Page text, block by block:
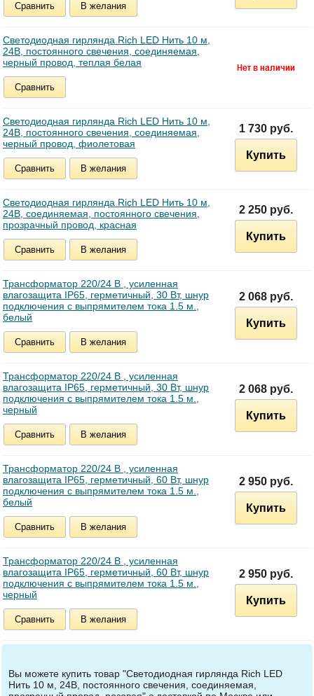
Сравнить В желания
Светодиодная гирлянда Rich LED Нить 10 м,
24В, постоянного свечения, соединяемая,
черный провод, теплая белая
Сравнить
Светодиодная гирлянда Rich LED Нить 10 м,
24В, постоянного свечения, соединяемая,
черный провод, фиолетовая
Сравнить В желания
1 730 руб.
Купить
Светодиодная гирлянда Rich LED Нить 10 м,
24В, соединяемая, постоянного свечения,
прозрачный провод, красная
Сравнить В желания
2 250 руб.
Купить
Трансформатор 220/24 В , усиленная
влагозащита IP65, герметичный, 30 Вт, шнур
подключения с выпрямителем тока 1.5 м.,
белый
Сравнить В желания
2 068 руб.
Купить
Трансформатор 220/24 В , усиленная
влагозащита IP65, герметичный, 30 Вт, шнур
подключения с выпрямителем тока 1.5 м.,
черный
Сравнить В желания
2 068 руб.
Купить
Трансформатор 220/24 В , усиленная
влагозащита IP65, герметичный, 60 Вт, шнур
подключения с выпрямителем тока 1.5 м.,
белый
Сравнить В желания
2 950 руб.
Купить
Трансформатор 220/24 В , усиленная
влагозащита IP65, герметичный, 60 Вт, шнур
подключения с выпрямителем тока 1.5 м.,
черный
Сравнить В желания
2 950 руб.
Купить
Вы можете купить товар "Светодиодная гирлянда Rich LED
Нить 10 м, 24В, постоянного свечения, соединяемая,